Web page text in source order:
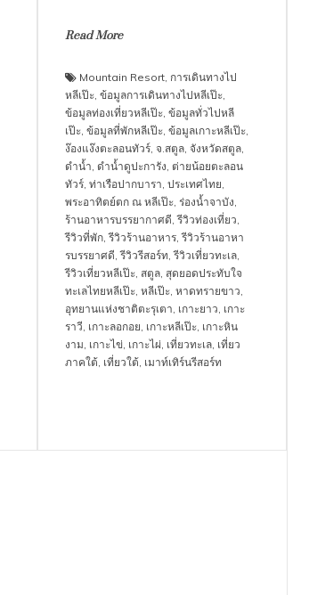
Read More
Mountain Resort, การเดินทางไป
หลีเป๊ะ, ข้อมูลการเดินทางไปหลีเป๊ะ,
ข้อมูลท่องเที่ยวหลีเป๊ะ, ข้อมูลทั่วไปหลี
เป๊ะ, ข้อมูลที่พักหลีเป๊ะ, ข้อมูลเกาะหลีเป๊ะ,
ง๊องแง๊งตะลอนทัวร์, จ.สตูล, จังหวัดสตูล,
ดำน้ำ, ดำน้ำดูปะการัง, ต่ายน้อยตะลอน
ทัวร์, ท่าเรือปากบารา, ประเทศไทย,
พระอาทิตย์ตก ณ หลีเป๊ะ, ร่องน้ำจาบัง,
ร้านอาหารบรรยากาศดี,รีวิวท่องเที่ยว,
รีวิวที่พัก,รีวิวร้านอาหาร,รีวิวร้านอาหา
รบรรยาศดี,รีวิวรีสอร์ท,รีวิวเที่ยวทะเล,
รีวิวเที่ยวหลีเป๊ะ, สตูล, สุดยอดประทับใจ
ทะเลไทยหลีเป๊ะ, หลีเป๊ะ, หาดทรายขาว,
อุทยานแห่งชาติตะรุเตา, เกาะยาว, เกาะ
ราวี, เกาะลอกอย, เกาะหลีเป๊ะ, เกาะหิน
งาม, เกาะไข่, เกาะไผ่, เที่ยวทะเล, เที่ยว
ภาคใต้, เที่ยวใต้, เมาท์เทิร์นรีสอร์ท